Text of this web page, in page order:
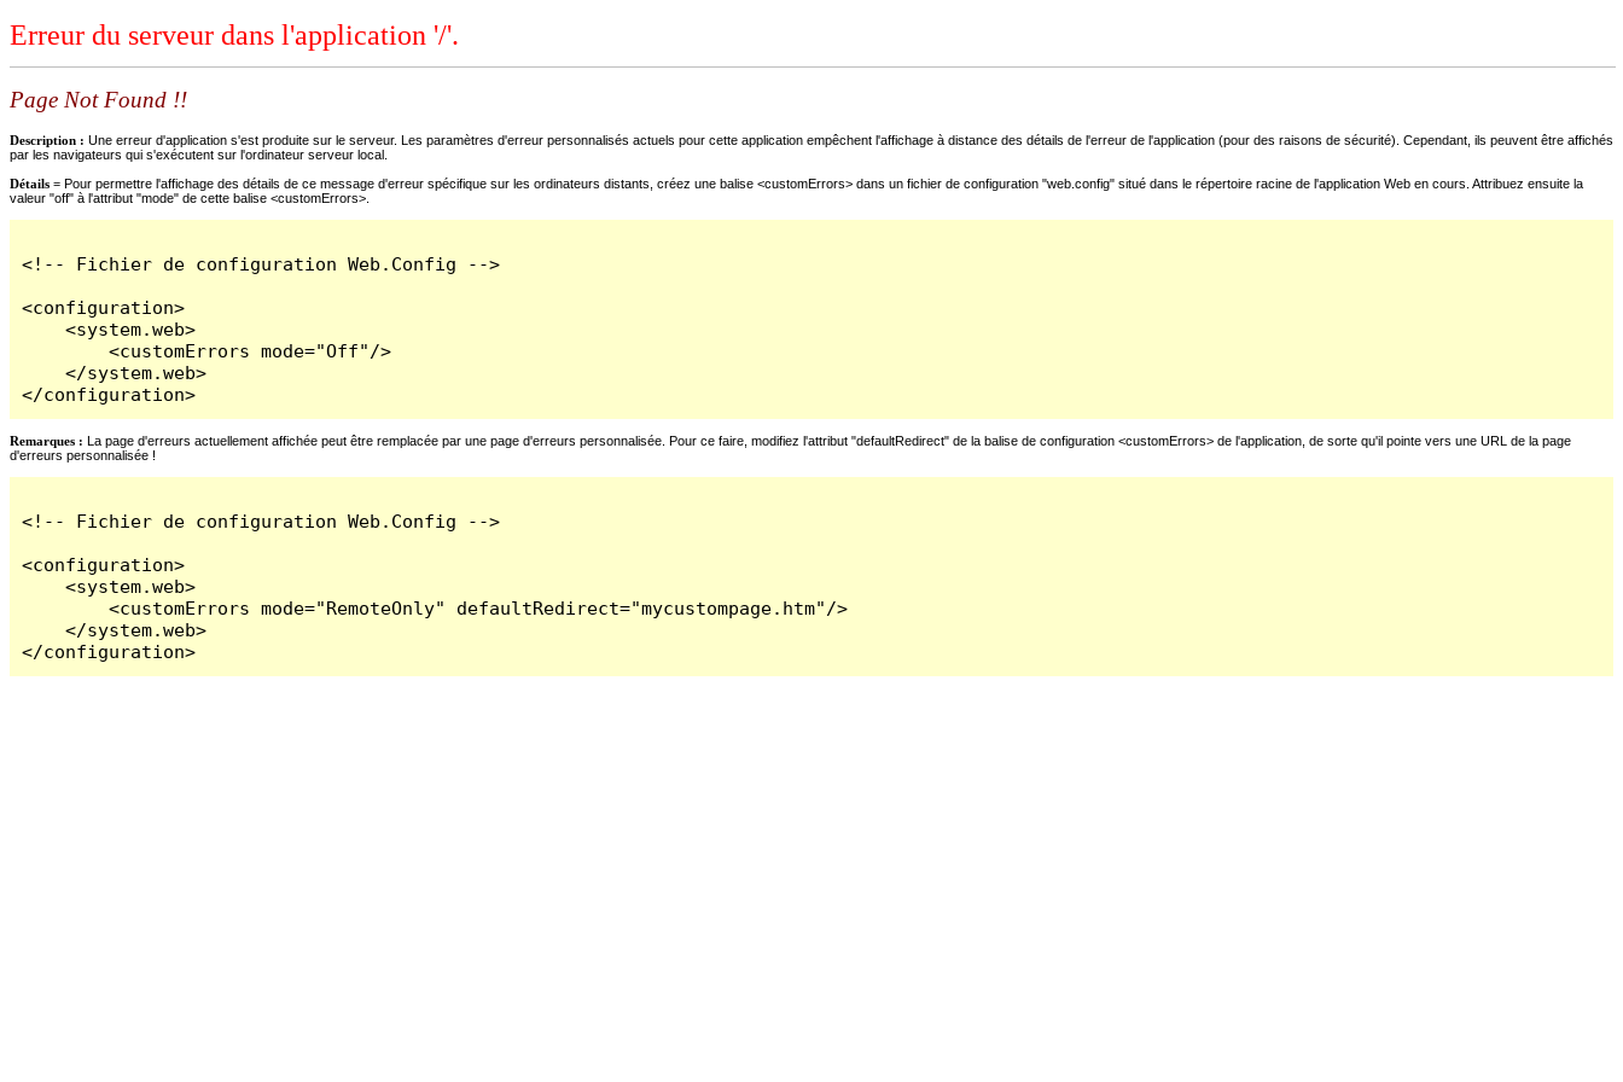
Erreur du serveur dans l'application '/'.
Page Not Found !!
Description : Une erreur d'application s'est produite sur le serveur. Les paramètres d'erreur personnalisés actuels pour cette application empêchent l'affichage à distance des détails de l'erreur de l'application (pour des raisons de sécurité). Cependant, ils peuvent être affichés
par les navigateurs qui s'exécutent sur l'ordinateur serveur local.
Détails = Pour permettre l'affichage des détails de ce message d'erreur spécifique sur les ordinateurs distants, créez une balise <customErrors> dans un fichier de configuration "web.config" situé dans le répertoire racine de l'application Web en cours. Attribuez ensuite la
valeur "off" à l'attribut "mode" de cette balise <customErrors>.
<!-- Fichier de configuration Web.Config -->
<configuration>
    <system.web>
        <customErrors mode="Off"/>
    </system.web>
</configuration>
Remarques : La page d'erreurs actuellement affichée peut être remplacée par une page d'erreurs personnalisée. Pour ce faire, modifiez l'attribut "defaultRedirect" de la balise de configuration <customErrors> de l'application, de sorte qu'il pointe vers une URL de la page
d'erreurs personnalisée !
<!-- Fichier de configuration Web.Config -->
<configuration>
    <system.web>
        <customErrors mode="RemoteOnly" defaultRedirect="mycustompage.htm"/>
    </system.web>
</configuration>